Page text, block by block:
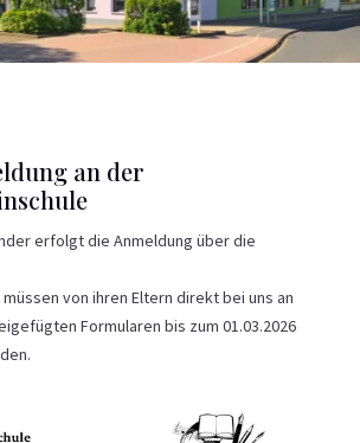
an der
erfolgt die Anmeldung über die
von ihren Eltern direkt bei uns an
Formularen bis zum 01.03.2026